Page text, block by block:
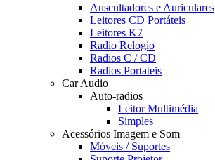
Auscultadores e Auriculares
Leitores CD Portáteis
Leitores K7
Radio Relogio
Radios C / CD
Radios Portateis
Car Audio
Auto-radios
Leitor Multimédia
Simples
Acessórios Imagem e Som
Móveis / Suportes